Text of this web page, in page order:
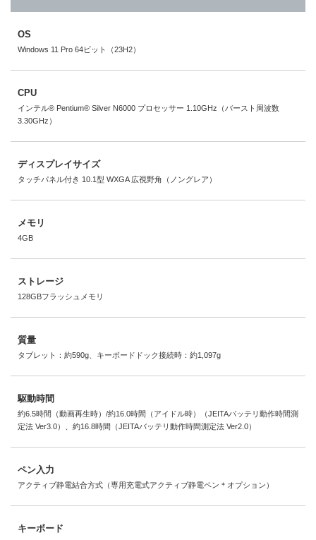
OS
Windows 11 Pro 64ビット（23H2）
CPU
インテル® Pentium® Silver N6000 プロセッサー 1.10GHz（バースト周波数
3.30GHz）
ディスプレイサイズ
タッチパネル付き 10.1型 WXGA 広視野角（ノングレア）
メモリ
4GB
ストレージ
128GBフラッシュメモリ
質量
タブレット：約590g、キーボードドック接続時：約1,097g
駆動時間
約6.5時間（動画再生時）/約16.0時間（アイドル時）（JEITAバッテリ動作時間測
定法 Ver3.0）、約16.8時間（JEITAバッテリ動作時間測定法 Ver2.0）
ペン入力
アクティブ静電結合方式（専用充電式アクティブ静電ペン＊オプション）
キーボード